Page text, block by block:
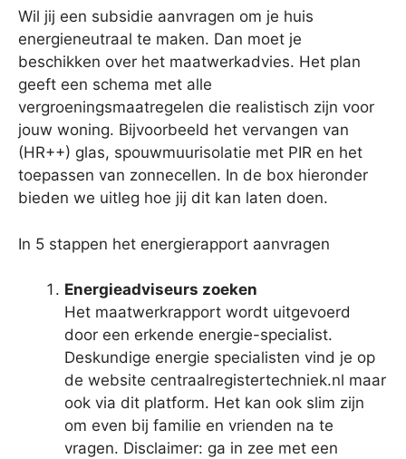
Wil jij een subsidie aanvragen om je huis
energieneutraal te maken. Dan moet je
beschikken over het maatwerkadvies. Het plan
geeft een schema met alle
vergroeningsmaatregelen die realistisch zijn voor
jouw woning. Bijvoorbeeld het vervangen van
(HR++) glas, spouwmuurisolatie met PIR en het
toepassen van zonnecellen. In de box hieronder
bieden we uitleg hoe jij dit kan laten doen.
In 5 stappen het energierapport aanvragen
Energieadviseurs zoeken
Het maatwerkrapport wordt uitgevoerd
door een erkende energie-specialist.
Deskundige energie specialisten vind je op
de website centraalregistertechniek.nl maar
ook via dit platform. Het kan ook slim zijn
om even bij familie en vrienden na te
vragen. Disclaimer: ga in zee met een